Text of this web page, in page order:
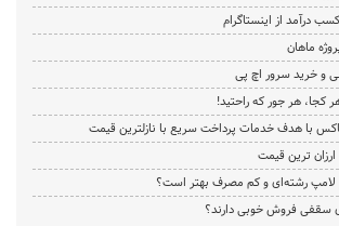
درآمد از اینستاگرام
ماهان
کجا، هر جور که راحتید!
با هدف خدمات پرداخت سریع با نازلترین قیمت
ارزان ترین قیمت
لامپ رشته‌ای و کم مصرف بهتر است؟
سقفی فروش خوبی دارند؟